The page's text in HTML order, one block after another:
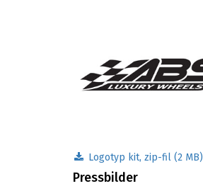
Logotyp kit, zip-fil (2 MB)
Pressbilder